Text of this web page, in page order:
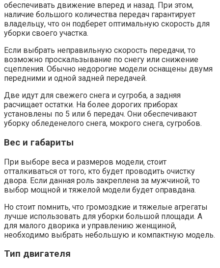
обеспечивать движение вперед и назад. При этом,
наличие большого количества передач гарантирует
владельцу, что он подберет оптимальную скорость для
уборки своего участка.
Если выбрать неправильную скорость передачи, то
возможно проскальзывание по снегу или снижение
сцепления. Обычно недорогие модели оснащены двумя
передними и одной задней передачей.
Две идут для свежего снега и сугроба, а задняя
расчищает остатки. На более дорогих приборах
установлены по 5 или 6 передач. Они обеспечивают
уборку обледенелого снега, мокрого снега, сугробов.
Вес и габариты
При выборе веса и размеров модели, стоит
отталкиваться от того, кто будет проводить очистку
двора. Если данная роль закреплена за мужчиной, то
выбор мощной и тяжелой модели будет оправдана.
Но стоит помнить, что громоздкие и тяжелые агрегаты
лучше использовать для уборки большой площади. А
для малого дворика и управлению женщиной,
необходимо выбрать небольшую и компактную модель.
Тип двигателя